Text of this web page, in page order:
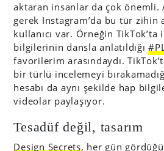
aktaran insanlar da çok önemli.
gerek Instagram’da bu tür zihin
kullanıcı var. Örneğin TikTok’ta
bilgilerinin dansla anlatıldığı
favorilerim arasındaydı.
bir türlü incelemeyi
hesabı da aynı şekilde hap
videolar paylaşıyor.
Tesadüf değil, tasarım
Design Secrets, her gün